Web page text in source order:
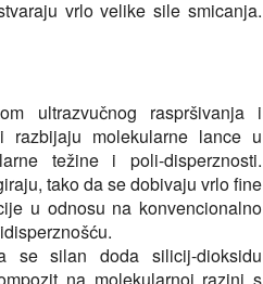
vrlo velike sile smicanja.
ultrazvučnog raspršivanja i
razbijaju molekularne lance u
težine i poli-disperznosti.
tako da se dobivaju vrlo fine
u odnosu na konvencionalno
se silan doda silicij-dioksidu